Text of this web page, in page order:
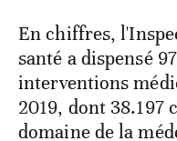
En chiffres,
santé a dispensé
interventions
2019, dont 38.197
domaine de la